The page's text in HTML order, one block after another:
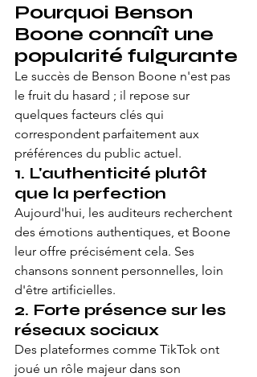
Pourquoi Benson
Boone connaît une
popularité fulgurante
Le succès de Benson Boone n'est pas
le fruit du hasard ; il repose sur
quelques facteurs clés qui
correspondent parfaitement aux
préférences du public actuel.
1. L'authenticité plutôt
que la perfection
Aujourd'hui, les auditeurs recherchent
des émotions authentiques, et Boone
leur offre précisément cela. Ses
chansons sonnent personnelles, loin
d'être artificielles.
2. Forte présence sur les
réseaux sociaux
Des plateformes comme TikTok ont
joué un rôle majeur dans son